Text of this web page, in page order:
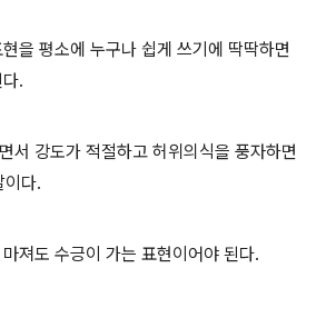
을 평소에 누구나 쉽게 쓰기에 딱딱하면
.
서 강도가 적절하고 허위의식을 풍자하면
이다.
져도 수긍이 가는 표현이어야 된다.